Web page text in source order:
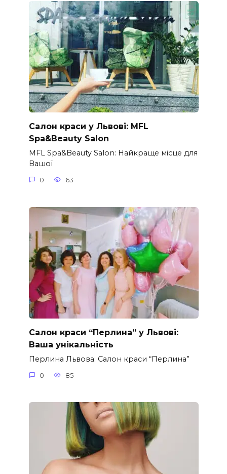
Салон краси у Львові: MFL
Spa&Beauty Salon
MFL Spa&Beauty Salon: Найкраще місце для
Вашої
0 63
Салон краси “Перлина” у Львові:
Ваша унікальність
Перлина Львова: Салон краси “Перлина”
0 85